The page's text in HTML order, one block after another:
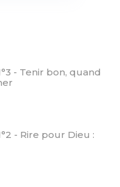
- Tenir bon, quand
- Rire pour Dieu :